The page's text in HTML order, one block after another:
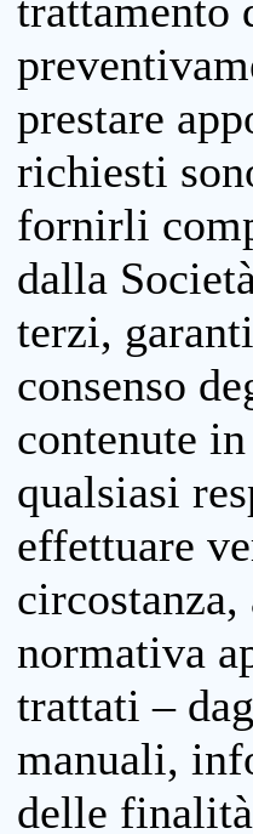
trattamento
prestare
richiesti
fornirli
dalla
terzi,
consenso
contenute
qualsiasi
effettuare
normativa
trattati –
manuali,
delle